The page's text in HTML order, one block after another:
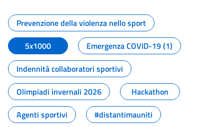
Tutti i contenuti della pagina
Prevenzione della violenza nello sport
5x1000
Emergenza COVID-19 (1)
Indennità collaboratori sportivi
Olimpiadi invernali 2026
Hackathon
Agenti sportivi
#distantimauniti